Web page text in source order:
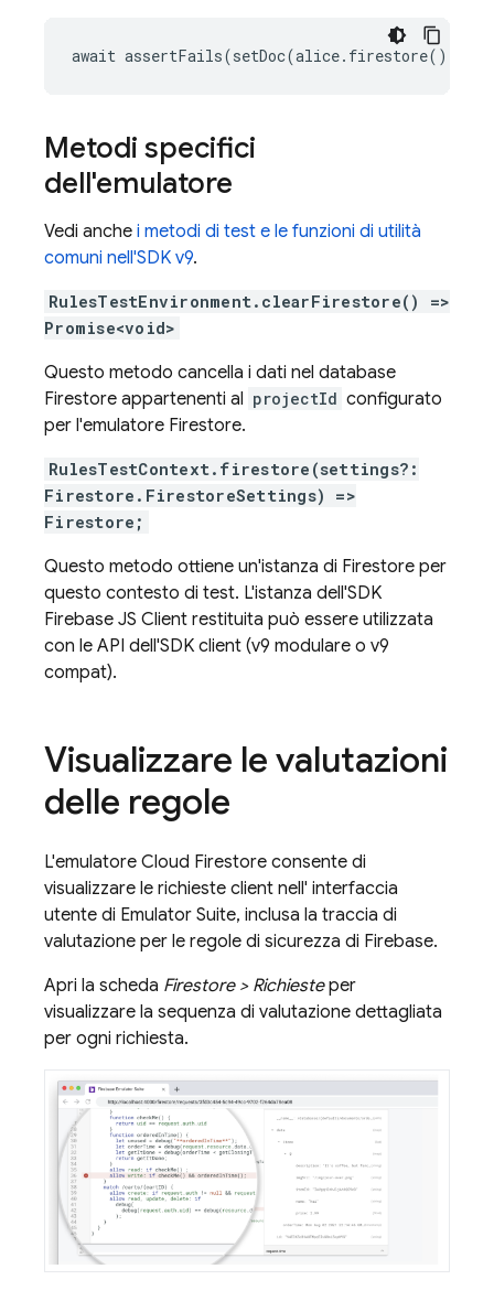
await assertFails(setDoc(alice.firestore(),
Metodi specifici
dell'emulatore
Vedi anche i metodi di test e le funzioni di utilità
comuni nell'SDK v9.
RulesTestEnvironment.clearFirestore() =>
Promise<void>
Questo metodo cancella i dati nel database
Firestore appartenenti al projectId configurato
per l'emulatore Firestore.
RulesTestContext.firestore(settings?:
Firestore.FirestoreSettings) =>
Firestore;
Questo metodo ottiene un'istanza di Firestore per
questo contesto di test. L'istanza dell'SDK
Firebase JS Client restituita può essere utilizzata
con le API dell'SDK client (v9 modulare o v9
compat).
Visualizzare le valutazioni
delle regole
L'emulatore Cloud Firestore consente di
visualizzare le richieste client nell' interfaccia
utente di Emulator Suite, inclusa la traccia di
valutazione per le regole di sicurezza di Firebase.
Apri la scheda Firestore > Richiesteper
visualizzare la sequenza di valutazione dettagliata
per ogni richiesta.